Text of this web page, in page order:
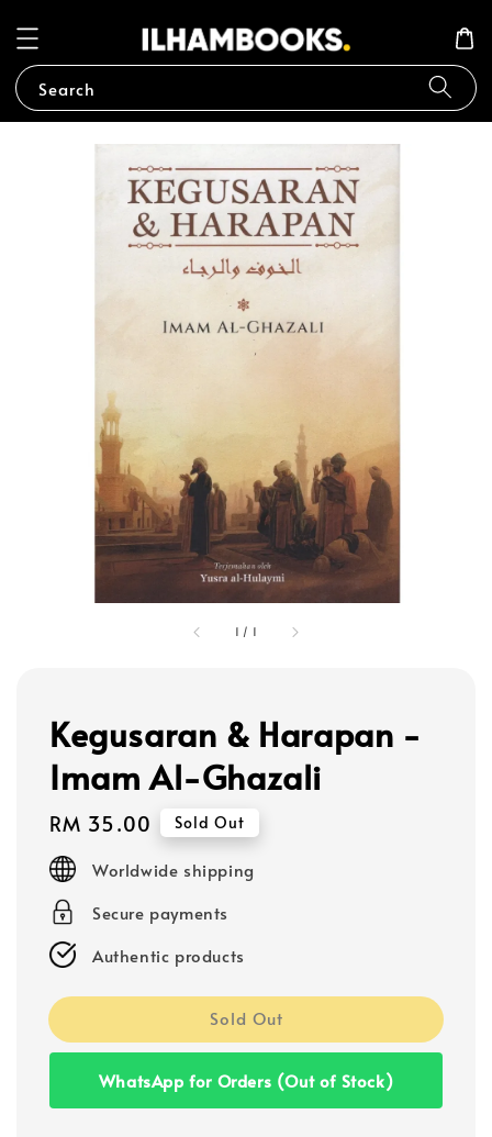
Search
1 / 1
Kegusaran & Harapan -
Imam Al-Ghazali
Regular
price
RM 35.00 Sold Out
Worldwide shipping
Secure payments
Authentic products
Sold Out
WhatsApp for Orders (Out of Stock)